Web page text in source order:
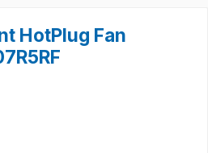
HotPlug Fan